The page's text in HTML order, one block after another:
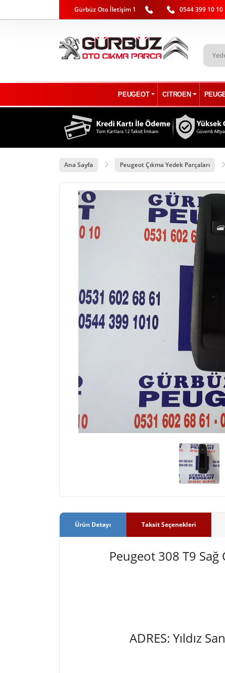
Gürbüz Oto İletişim 1 0544 399 10 10
PEUGEOT CITROEN
Ana Sayfa Peugeot Çıkma Yedek Parçaları
Ürün Detayı Taksit Seçenekleri
Peugeot 308 T9 Sağ
ADRES: Yıldız